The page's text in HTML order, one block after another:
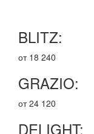
BLITZ:
от 18 240
GRAZIO:
от 24 120
DELIGHT: